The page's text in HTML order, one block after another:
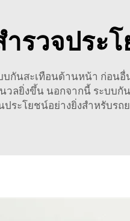
ำรวจประ
บบกันสะเทือนด้านหน้า ก่อ
วลยิ่งขึ้น นอกจากนี้ ระบบ
ประโยชน์อย่างยิ่งสำหรับ